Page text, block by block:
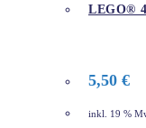
LEGO®
5,50 €
inkl. 19 %